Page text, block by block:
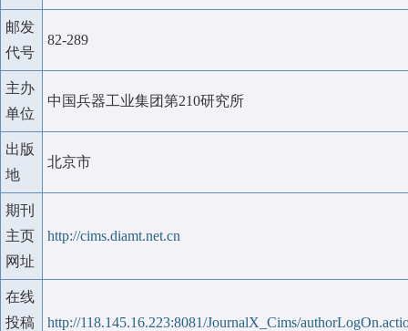
邮发
代号
82-289
主办
单位
中国兵器工业集团第210研究所
出版
地
北京市
期刊
主页
网址
http://cims.diamt.net.cn
在线
投稿
http://118.145.16.223:8081/JournalX_Cims/